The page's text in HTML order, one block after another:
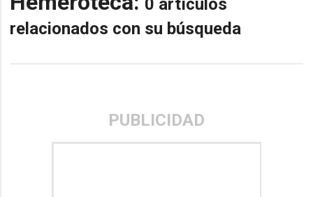
0 artículos
relacionados con su búsqueda
PUBLICIDAD